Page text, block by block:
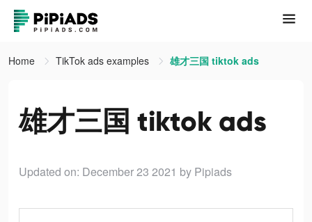
Home TikTok ads examples 雄才三国 tiktok ads
雄才三国 tiktok ads
Updated on: December 23 2021 by Pipiads